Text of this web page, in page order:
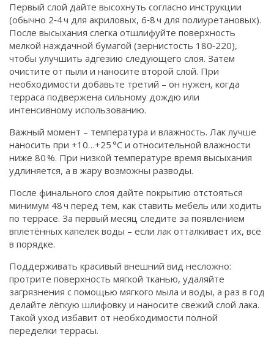
Первый слой дайте высохнуть согласно инструкции
(обычно 2‑4 ч для акриловых, 6‑8 ч для полиуретановых).
После высыхания слегка отшлифуйте поверхность
мелкой наждачной бумагой (зернистость 180‑220),
чтобы улучшить адгезию следующего слоя. Затем
очистите от пыли и наносите второй слой. При
необходимости добавьте третий – он нужен, когда
терраса подвержена сильному дождю или
интенсивному использованию.
Важный момент – температура и влажность. Лак лучше
наносить при +10…+25 °C и относительной влажности
ниже 80 %. При низкой температуре время высыхания
удлиняется, а в жару возможны разводы.
После финального слоя дайте покрытию отстояться
минимум 48 ч перед тем, как ставить мебель или ходить
по террасе. За первый месяц следите за появлением
вплетённых капелек воды – если лак отталкивает их, всё
в порядке.
Поддерживать красивый внешний вид несложно:
протрите поверхность мягкой тканью, удаляйте
загрязнения с помощью мягкого мыла и воды, а раз в год
делайте лёгкую шлифовку и наносите свежий слой лака.
Такой уход избавит от необходимости полной
переделки террасы.